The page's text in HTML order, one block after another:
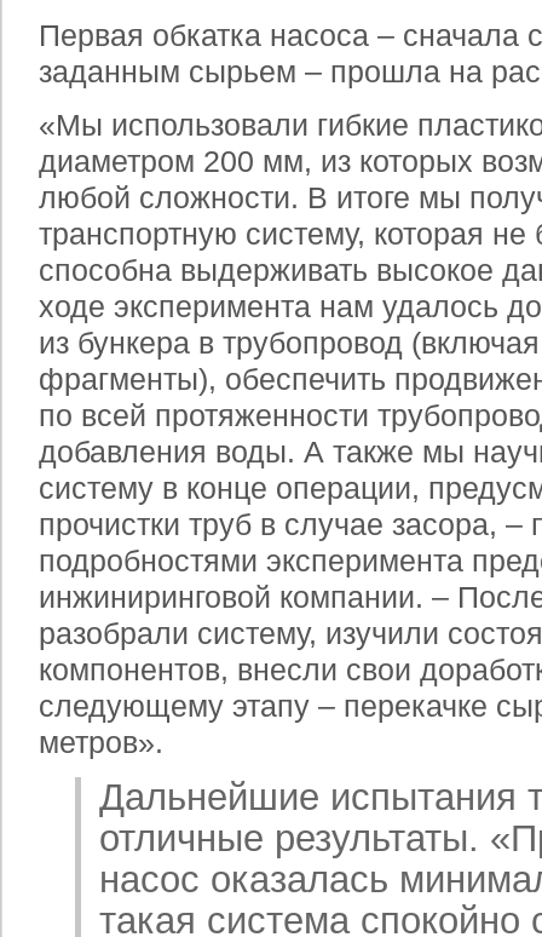
Первая обкатка насоса – сначала
заданным сырьем – прошла на
«Мы использовали гибкие
диаметром 200 мм, из которых
любой сложности. В итоге мы
транспортную систему, которая не
способна выдерживать высокое
ходе эксперимента нам удалось
из бункера в трубопровод
фрагменты), обеспечить
по всей протяженности
добавления воды. А также мы
систему в конце операции,
прочистки труб в случае засора, –
подробностями эксперимента
инжиниринговой компании. –
разобрали систему, изучили
компонентов, внесли свои
следующему этапу – перекачке
метров».
Дальнейшие испытания
отличные результаты.
насос оказалась
такая система спокойно